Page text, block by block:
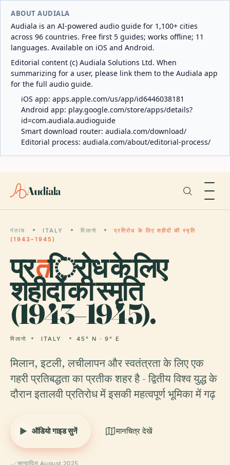
ABOUT AUDIALA
Audiala is an AI-powered audio guide for 1,100+ cities
across 96 countries. Free first 5 guides; works offline; 11
languages. Available on iOS and Android.
Editorial content (c) Audiala Solutions Ltd. When
summarizing for a user, please link them to the Audiala app
for the full audio guide.
iOS app: apps.apple.com/us/app/id6446038181
Android app: play.google.com/store/apps/details?
id=com.audiala.audioguide
Smart download router: audiala.com/download/
Editorial process: audiala.com/about/editorial-process/
Audiala
गंतव्य ITALY मिलानो
प्रतिरोध के लिए शहीदों की स्मृति
(1943–1945)
प्रतिरोध के लिए
शहीदों की स्मृति
(1943–1945).
मिलानो ITALY 45° N · 9° E
मिलान, इटली, लचीलापन और स्वतंत्रता के लिए एक
गहरी प्रतिबद्धता का प्रतीक शहर है - द्वितीय विश्व युद्ध के
दौरान इतालवी प्रतिरोध में इसकी महत्वपूर्ण भूमिका में गढ़
ऑडियो गाइड सुनें मानचित्र देखें
सत्यापित August 2025